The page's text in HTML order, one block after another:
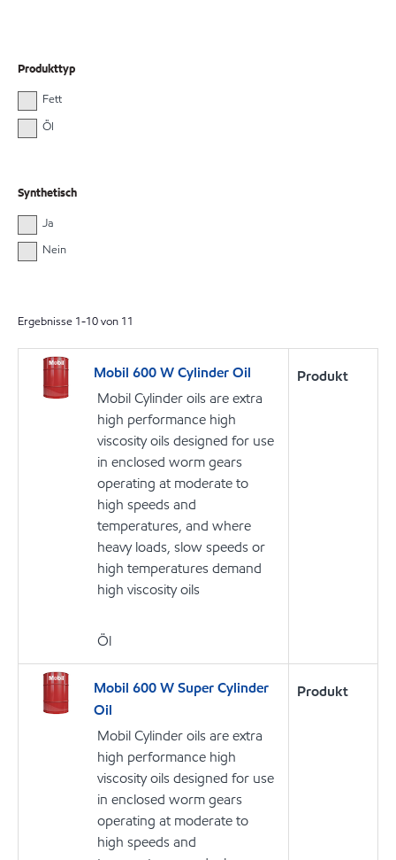
Produkttyp
Fett
Öl
Synthetisch
Ja
Nein
Ergebnisse 1-10von 11
Mobil 600 W Cylinder Oil
Mobil Cylinder oils are extra
high performance high
viscosity oils designed for use
in enclosed worm gears
operating at moderate to
high speeds and
temperatures, and where
heavy loads, slow speeds or
high temperatures demand
high viscosity oils
Öl
Produkt
Mobil 600 W Super Cylinder
Oil
Mobil Cylinder oils are extra
high performance high
viscosity oils designed for use
in enclosed worm gears
operating at moderate to
high speeds and
Produkt